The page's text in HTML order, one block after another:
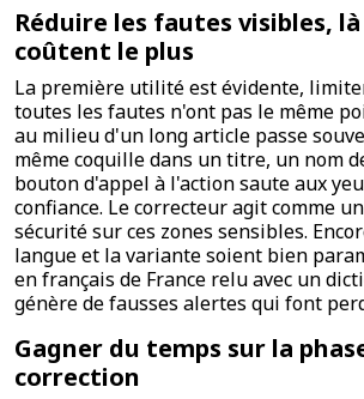
Réduire les fautes visibles,
coûtent le plus
La première utilité est évidente,
toutes les fautes n'ont pas le même
au milieu d'un long article passe
même coquille dans un titre, un nom
bouton d'appel à l'action saute aux
confiance. Le correcteur agit comme
sécurité sur ces zones sensibles.
langue et la variante soient bien
en français de France relu avec un
génère de fausses alertes qui font
Gagner du temps sur la
correction